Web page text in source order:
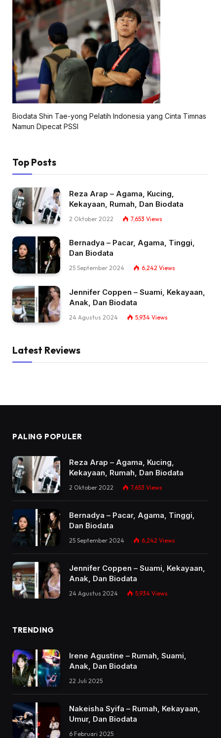
Biodata Shin Tae-yong Pelatih Indonesia yang Cinta Timnas
Namun Dipecat PSSI
Top Posts
Reza Arap – Agama, Kucing,
Kekayaan, Rumah, Dan Biodata
2 Oktober 2022 7,653 Views
Bernadya – Pacar, Agama, Tinggi,
Dan Biodata
25 September 2024 6,242 Views
Jennifer Coppen – Suami, Kekayaan,
Anak, Dan Biodata
24 Agustus 2024 5,934 Views
Latest Reviews
PALING POPULER
Reza Arap – Agama, Kucing,
Kekayaan, Rumah, Dan Biodata
2 Oktober 2022 7,653 Views
Bernadya – Pacar, Agama, Tinggi,
Dan Biodata
25 September 2024 6,242 Views
Jennifer Coppen – Suami, Kekayaan,
Anak, Dan Biodata
24 Agustus 2024 5,934 Views
TRENDING
Irene Agustine – Rumah, Suami,
Anak, Dan Biodata
22 Juli 2025
Nakeisha Syifa – Rumah, Kekayaan,
Umur, Dan Biodata
6 Februari 2025